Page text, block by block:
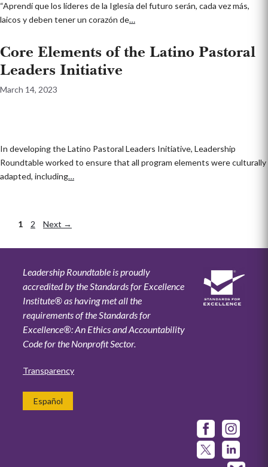
“Aprendí que los líderes de la Iglesia del futuro serán, cada vez más,
laicos y deben tener un corazón de…
Core Elements of the Latino Pastoral
Leaders Initiative
March 14, 2023
In developing the Latino Pastoral Leaders Initiative, Leadership
Roundtable worked to ensure that all program elements were culturally
adapted, including…
Page
1 Page
2 Next →
Leadership Roundtable is proudly
accredited by the Standards for Excellence
Institute® as having met all the
requirements of the Standards for
Excellence®: An Ethics and Accountability
Code for the Nonprofit Sector.
Transparency
Español